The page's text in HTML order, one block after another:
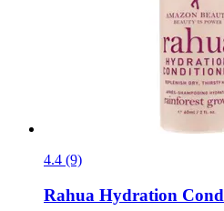
4.4 (9)
Rahua Hydration